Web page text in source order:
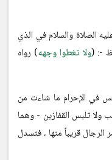
الصلاة والسلام في الذي
-: (ولا تغطوا وجهه) رواه
في الإحرام ما شاءت من
ولا تلبس القفازين - وهما
قريباً منها ، فتسدل